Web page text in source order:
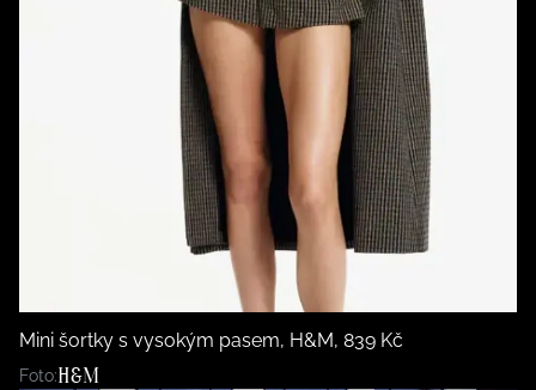
Mini šortky s vysokým pasem, H&M, 839 Kč
Foto:H&M